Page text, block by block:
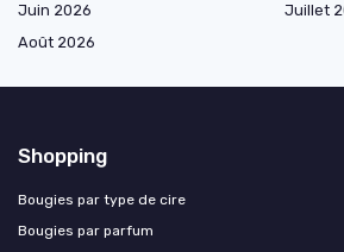
Juin 2026
Juillet
Août 2026
Shopping
Bougies par type de cire
Bougies par parfum